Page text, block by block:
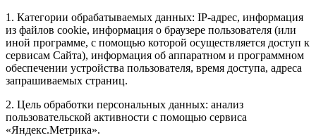
1. Категории обрабатываемых данных: IP-адрес, информация
из файлов cookie, информация о браузере пользователя (или
иной программе, с помощью которой осуществляется доступ к
сервисам Сайта), информация об аппаратном и программном
обеспечении устройства пользователя, время доступа, адреса
запрашиваемых страниц.
2. Цель обработки персональных данных: анализ
пользовательской активности с помощью сервиса
«Яндекс.Метрика».